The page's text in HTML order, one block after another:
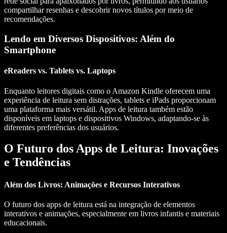
compartilhar resenhas e descobrir novos títulos por meio de
recomendações.
Lendo em Diversos Dispositivos: Além do
Smartphone
eReaders vs. Tablets vs. Laptops
Enquanto leitores digitais como o Amazon Kindle oferecem uma
experiência de leitura sem distrações, tablets e iPads proporcionam
uma plataforma mais versátil. Apps de leitura também estão
disponíveis em laptops e dispositivos Windows, adaptando-se às
diferentes preferências dos usuários.
O Futuro dos Apps de Leitura: Inovações
e Tendências
Além dos Livros: Animações e Recursos Interativos
O futuro dos apps de leitura está na integração de elementos
interativos e animações, especialmente em livros infantis e materiais
educacionais.